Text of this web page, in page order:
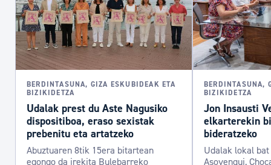
BERDINTASUNA, GIZA ESKUBIDEAK ETA
BIZIKIDETZA
Udalak prest du Aste Nagusiko
dispositiboa, eraso sexistak
prebenitu eta artatzeko
Abuztuaren 8tik 15era bitartean
egongo da irekita Bulebarreko
BERDINTASUNA,
BIZIKIDETZA
Jon Insausti
elkarterekin
bideratzeko
Udalak lokal
Asovengui,